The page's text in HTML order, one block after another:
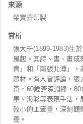
來源
榮寶齋印製
賞析
張大千(1899-1983)生
風起。其詩、書、畫成
齊」和「南張北溥」，
題材。有人曾評論，張
奇，60歲蒼深淵穆，
墨、潑彩等表現手法，
較小的工筆畫，深刻觀
養。